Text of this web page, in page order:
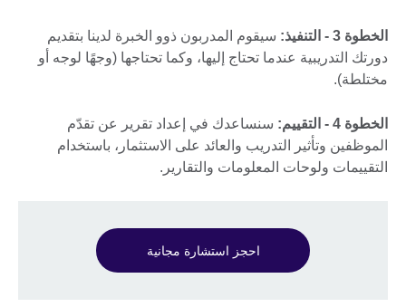
الخطوة 3 - التنفيذ:
سيقوم المدربون ذوو الخبرة لدينا بتقديم
دورتك التدريبية عندما تحتاج إليها، وكما تحتاجها (وجهًا لوجه أو
مختلطة).
الخطوة 4 - التقييم:
سنساعدك في إعداد تقرير عن تقدّم
الموظفين وتأثير التدريب والعائد على الاستثمار، باستخدام
التقييمات ولوحات المعلومات والتقارير.
احجز استشارة مجانية